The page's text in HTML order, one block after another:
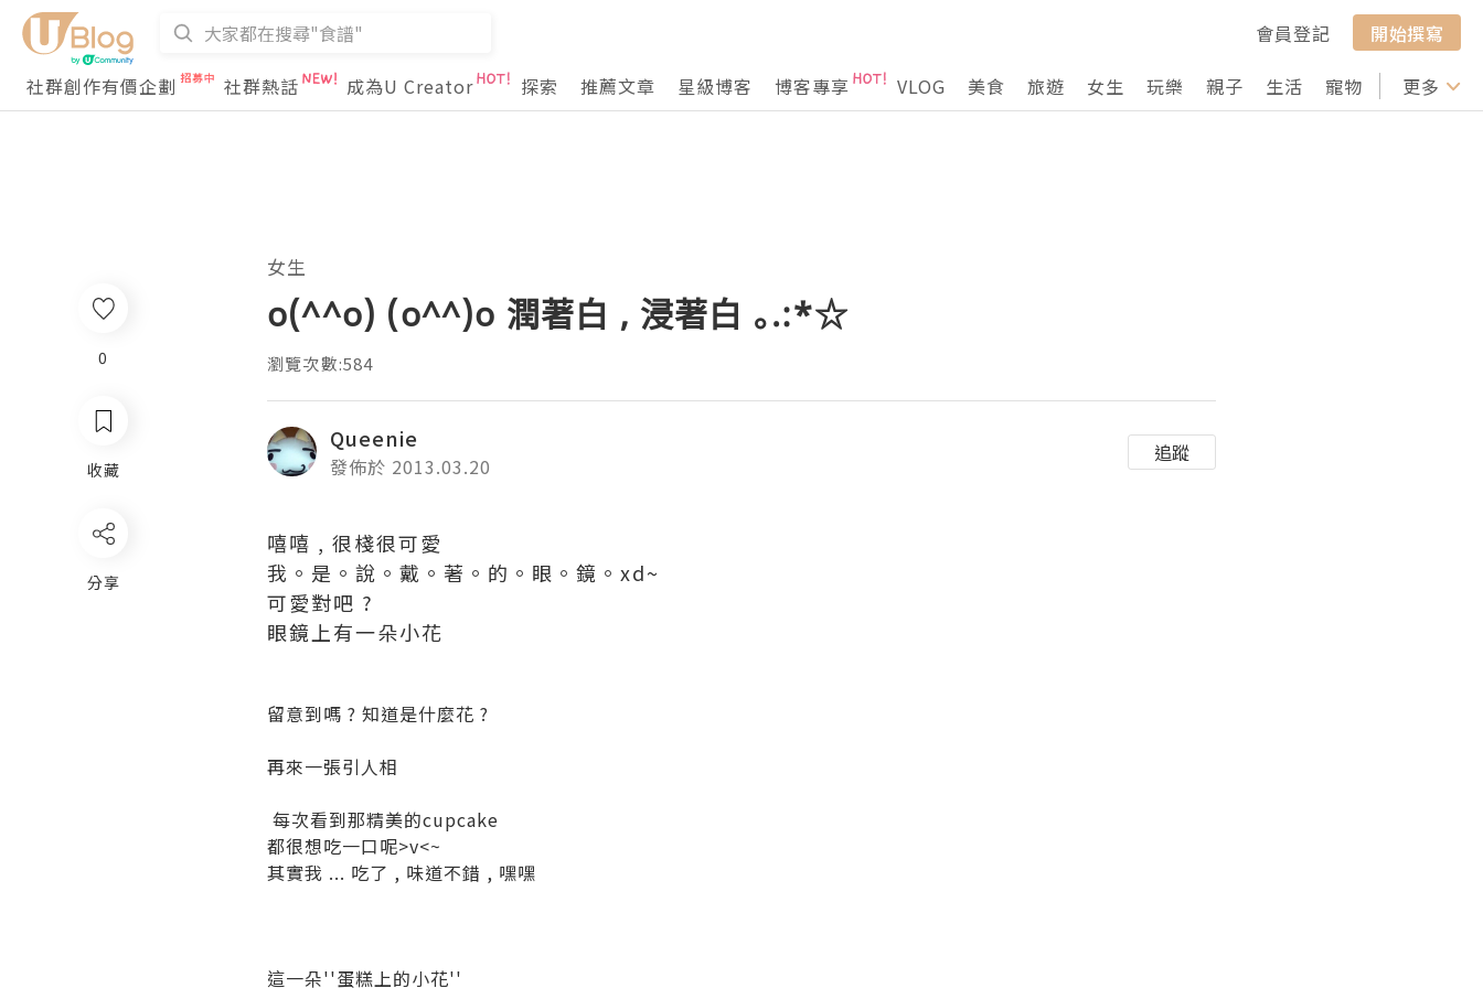
會員登記
開始撰寫
社群創作有價企劃
社群熱話 成為U Creator 探索 推薦文章 星級博客 博客專享 VLOG 美食 旅遊 女生 玩樂 親子 生活 寵物 行山 打卡
更多
0
收藏
分享
女生
o(^^o) (o^^)o 潤著白 , 浸著白 ｡.:*☆
瀏覽次數:584
Queenie
發佈於 2013.03.20
追蹤
嘻嘻 , 很棧很可愛
我。是。說。戴。著。的。眼。鏡。xd~
可愛對吧 ?
眼鏡上有一朵小花
留意到嗎 ? 知道是什麼花 ?
再來一張引人相
每次看到那精美的cupcake
都很想吃一口呢>v<~
其實我 ... 吃了 , 味道不錯 , 嘿嘿
這一朵''蛋糕上的小花''